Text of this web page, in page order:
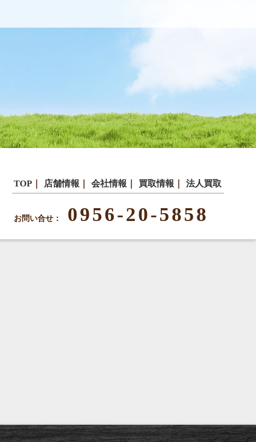
TOP｜ 店舗情報 会社情報 買取情報 法人買取
お問い合せ： 0956-20-5858